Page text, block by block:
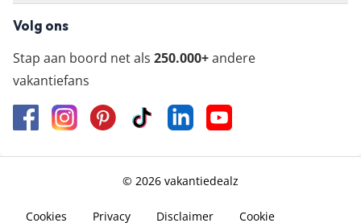
Volg ons
Stap aan boord net als 250.000+andere
vakantiefans
© 2026 vakantiedealz
Cookies Privacy Disclaimer Cookie